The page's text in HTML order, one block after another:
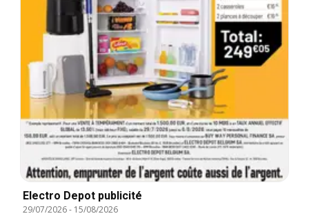
Electro Depot publicité
29/07/2026- 15/08/2026